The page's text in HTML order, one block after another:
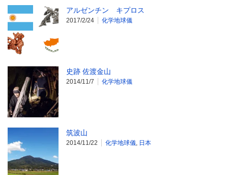
アルゼンチン キプロス
2017/2/24 化学地球儀
史跡 佐渡金山
2014/11/7 化学地球儀
筑波山
2014/11/22 化学地球儀, 日本